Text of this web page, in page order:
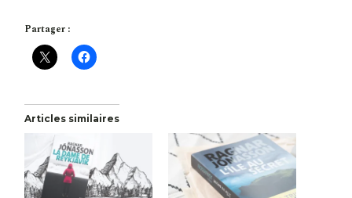
Partager :
Articles similaires